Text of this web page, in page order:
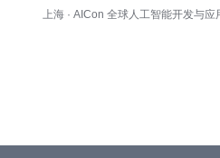
上海 · AICon 全球人工智能开发与